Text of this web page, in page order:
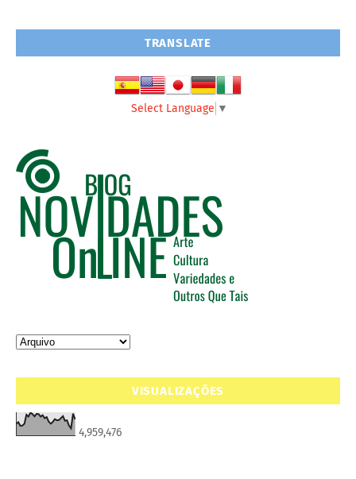
TRANSLATE
Select Language ▼
VISUALIZAÇÕES
4,959,476